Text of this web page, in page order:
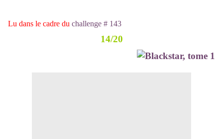
Lu dans le cadre du challenge # 143
14/20